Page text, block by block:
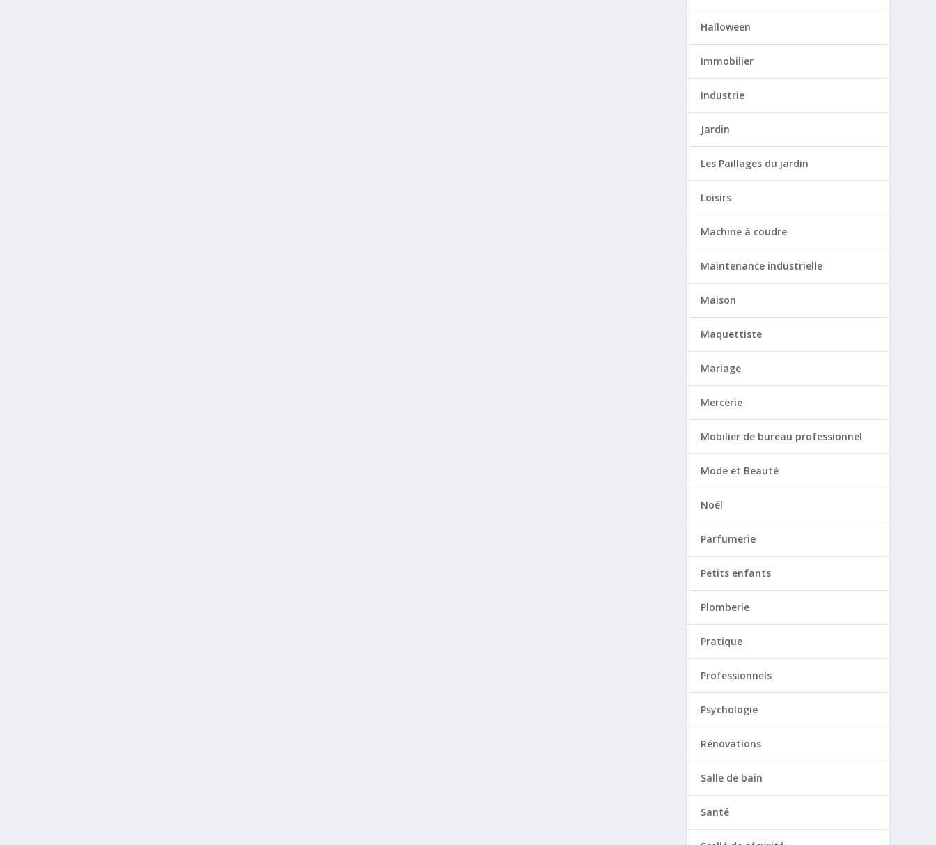
Halloween
Immobilier
Industrie
Jardin
Les Paillages du jardin
Loisirs
Machine à coudre
Maintenance industrielle
Maison
Maquettiste
Mariage
Mercerie
Mobilier de bureau professionnel
Mode et Beauté
Noël
Parfumerie
Petits enfants
Plomberie
Pratique
Professionnels
Psychologie
Rénovations
Salle de bain
Santé